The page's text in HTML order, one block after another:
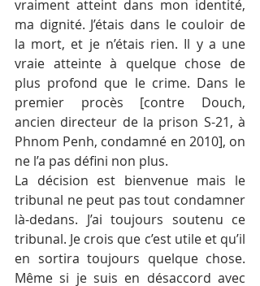
vraiment atteint dans mon identité,
ma dignité. J’étais dans le couloir de
la mort, et je n’étais rien. Il y a une
vraie atteinte à quelque chose de
plus profond que le crime. Dans le
premier procès [contre Douch,
ancien directeur de la prison S-21, à
Phnom Penh, condamné en 2010], on
ne l’a pas défini non plus.
La décision est bienvenue mais le
tribunal ne peut pas tout condamner
là-dedans. J’ai toujours soutenu ce
tribunal. Je crois que c’est utile et qu’il
en sortira toujours quelque chose.
Même si je suis en désaccord avec